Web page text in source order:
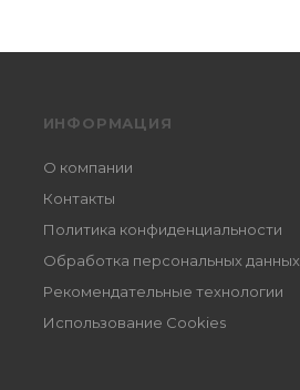
ИНФОРМАЦИЯ
О компании
Контакты
Политика конфиденциальности
Обработка персональных данных
Рекомендательные технологии
Использование Cookies